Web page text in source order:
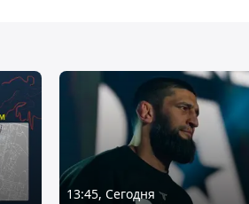
13:45, Сегодня